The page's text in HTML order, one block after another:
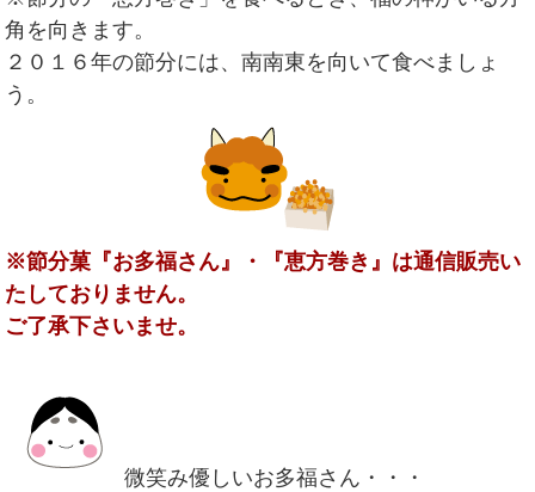
角を向きます。
２０１６年の節分には、南南東を向いて食べましょ
う。
※節分菓『お多福さん』・『恵方巻き』は通信販売い
たしておりません。
ご了承下さいませ。
微笑み優しいお多福さん・・・